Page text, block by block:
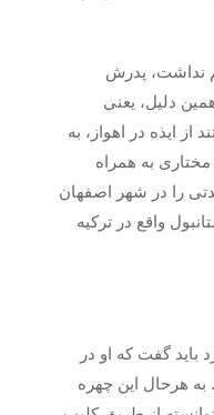
نداشت، پدرش
دلیل، یعنی
ایذه در اهواز، به
به همراه
را در شهر اصفهان
واقع در ترکیه
باید گفت که او در
به هرحال این چهره